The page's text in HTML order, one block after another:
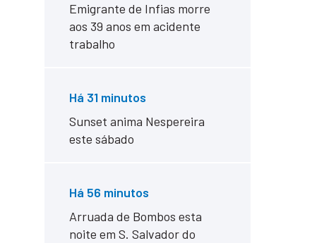
Emigrante de Infias morre
aos 39 anos em acidente
trabalho
Há 31 minutos
Sunset anima Nespereira
este sábado
Há 56 minutos
Arruada de Bombos esta
noite em S. Salvador do